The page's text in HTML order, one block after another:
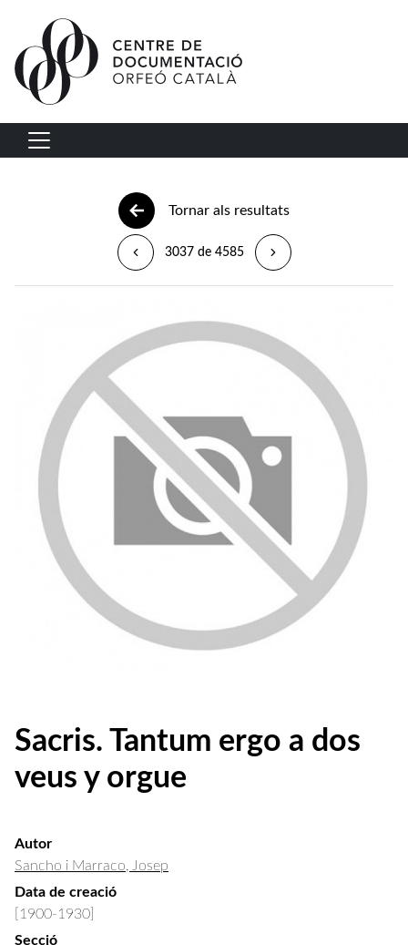
Vés al contingut
Navegació principal
Tornar als resultats
3037 de 4585
Sacris. Tantum ergo a dos
veus y orgue
Autor
Sancho i Marraco, Josep
Data de creació
[1900-1930]
Secció